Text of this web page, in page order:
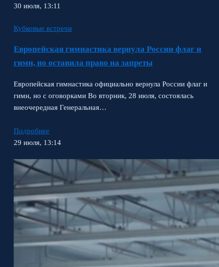
30 июля, 13:11
Кубковые встречи
Европейская гимнастика вернула России флаг и
гимн, но оставила право на запреты
Европейская гимнастика официально вернула России флаг и
гимн, но с оговорками Во вторник, 28 июля, состоялась
внеочередная Генеральная…
Подробнее
29 июля, 13:14